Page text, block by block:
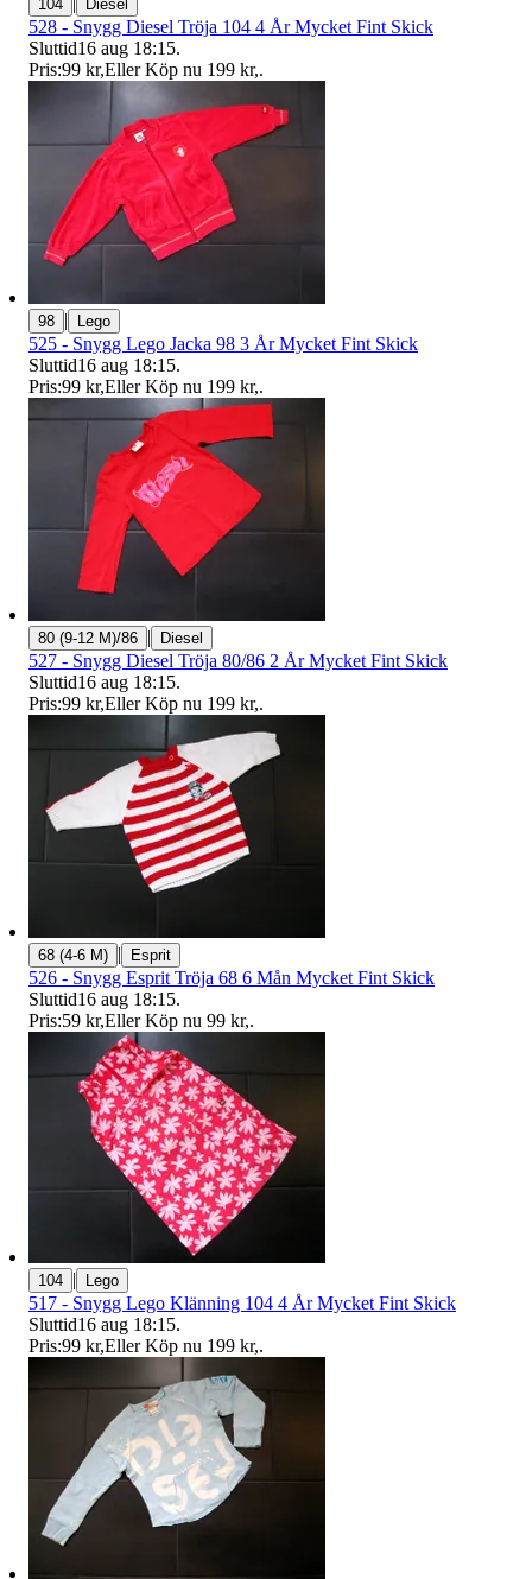
104 Diesel
528 - Snygg Diesel Tröja 104 4 År Mycket Fint Skick
Sluttid16 aug 18:15.
Pris:99 kr,Eller Köp nu 199 kr,.
98 | Lego
525 - Snygg Lego Jacka 98 3 År Mycket Fint Skick
Sluttid16 aug 18:15.
Pris:99 kr,Eller Köp nu 199 kr,.
80 (9-12 M)/86 | Diesel
527 - Snygg Diesel Tröja 80/86 2 År Mycket Fint Skick
Sluttid16 aug 18:15.
Pris:99 kr,Eller Köp nu 199 kr,.
68 (4-6 M) | Esprit
526 - Snygg Esprit Tröja 68 6 Mån Mycket Fint Skick
Sluttid16 aug 18:15.
Pris:59 kr,Eller Köp nu 99 kr,.
104 | Lego
517 - Snygg Lego Klänning 104 4 År Mycket Fint Skick
Sluttid16 aug 18:15.
Pris:99 kr,Eller Köp nu 199 kr,.